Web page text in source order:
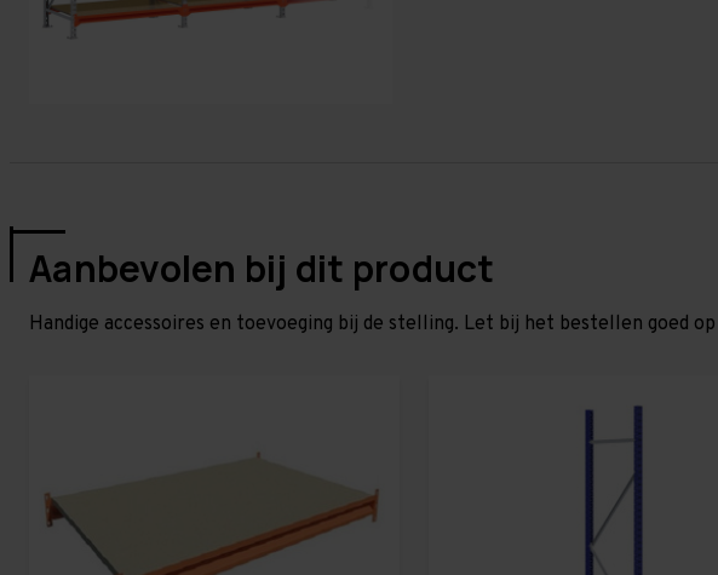
Aanbevolen bij dit product
Handige accessoires en toevoeging bij de stelling. Let bij het bestellen goed